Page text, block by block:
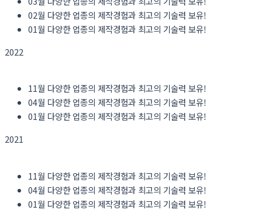
02월 다양한 업종의 제작경험과 최고의 기술력 보유!
01월 다양한 업종의 제작경험과 최고의 기술력 보유!
2022
11월 다양한 업종의 제작경험과 최고의 기술력 보유!
04월 다양한 업종의 제작경험과 최고의 기술력 보유!
01월 다양한 업종의 제작경험과 최고의 기술력 보유!
2021
11월 다양한 업종의 제작경험과 최고의 기술력 보유!
04월 다양한 업종의 제작경험과 최고의 기술력 보유!
01월 다양한 업종의 제작경험과 최고의 기술력 보유!